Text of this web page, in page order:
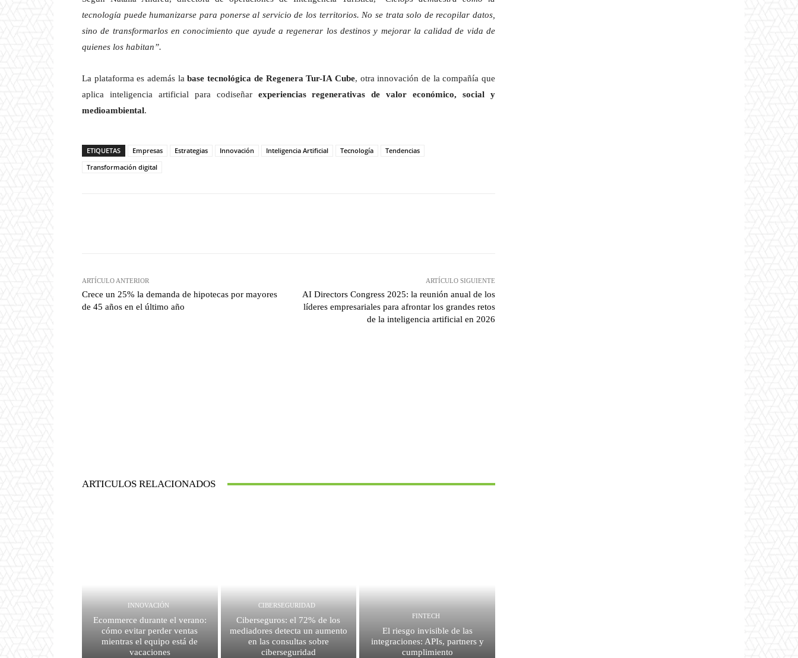
tecnología puede humanizarse para ponerse al servicio de los territorios. No se trata solo de recopilar datos,
sino de transformarlos en conocimiento que ayude a regenerar los destinos y mejorar la calidad de vida de
quienes los habitan”.
La plataforma es además labase tecnológica de Regenera Tur-IA Cube, otra innovación de la compañía que
aplica inteligencia artificial para codiseñar experiencias regenerativas de valor económico, social y
medioambiental.
ETIQUETAS Empresas Estrategias Innovación Inteligencia Artificial Tecnología
Tendencias
Transformación digital
ARTÍCULO ANTERIOR
Crece un 25% la demanda de hipotecas por mayores
de 45 años en el último año
ARTÍCULO SIGUIENTE
AI Directors Congress 2025: la reunión anual de los
líderes empresariales para afrontar los grandes retos
de la inteligencia artificial en 2026
ARTICULOS RELACIONADOS
INNOVACIÓN
Ecommerce durante el verano:
cómo evitar perder ventas
mientras el equipo está de
vacaciones
CIBERSEGURIDAD
Ciberseguros: el 72% de los
mediadores detecta un aumento
en las consultas sobre
ciberseguridad
FINTECH
El riesgo invisible de las
integraciones: APIs, partners y
cumplimiento